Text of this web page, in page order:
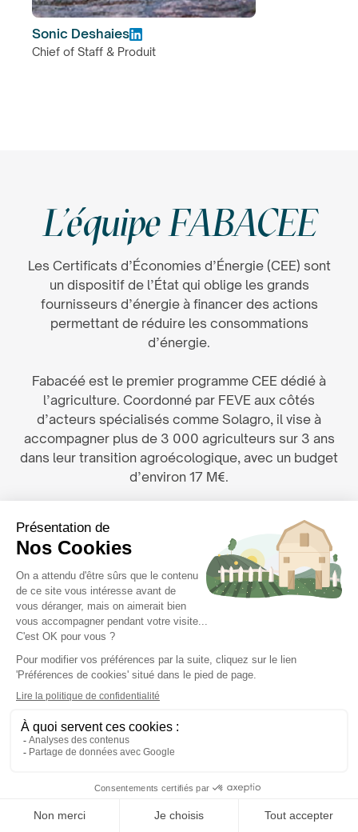
Sonic Deshaies
Chief of Staff & Produit
L'équipe FABACEE
Les Certificats d’Économies d’Énergie (CEE) sont
un dispositif de l’État qui oblige les grands
fournisseurs d’énergie à financer des actions
permettant de réduire les consommations
d’énergie.
Fabacéé est le premier programme CEE dédié à
l’agriculture. Coordonné par FEVE aux côtés
d’acteurs spécialisés comme Solagro, il vise à
accompagner plus de 3 000 agriculteurs sur 3 ans
dans leur transition agroécologique, avec un budget
d’environ 17 M€.
l’énergie dans le cadre du dispositif CEE, et non par
le modèle d’investissement foncier développé par
FEVE.